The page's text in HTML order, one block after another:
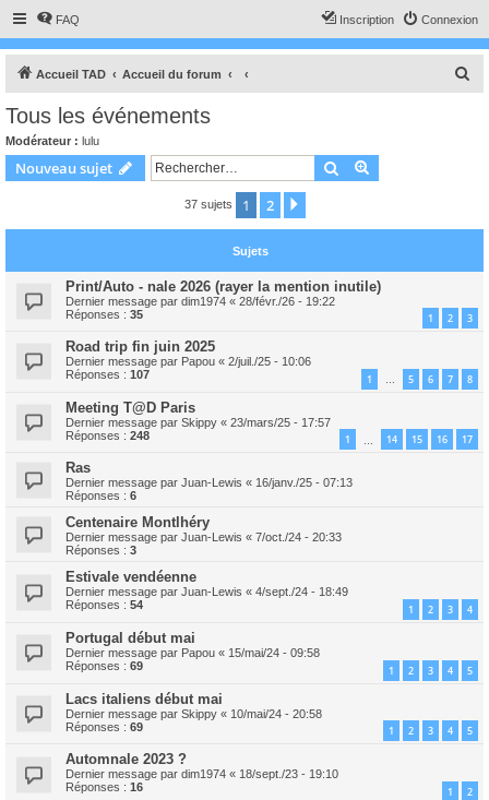
FAQ Connexion
Inscription
Accueil TAD Accueil du forum
c
r
Tous les événements
Modérateur : lulu
Nouveau sujet Rechercher
37 sujets 1 2
Sujets
Print/Auto - nale 2026 (rayer la mention inutile)
Dernier message par dim1974 « 28/févr./26 - 19:22
Réponses : 35 1 2 3
Road trip fin juin 2025
Dernier message par Papou « 2/juil./25 - 10:06
Réponses : 107 1 … 5 6 7 8
Meeting T@D Paris
Dernier message par Skippy « 23/mars/25 - 17:57
Réponses : 248 1 14 15 16 17
Ras
Dernier message par Juan-Lewis « 16/janv./25 - 07:13
Réponses : 6
Centenaire Montlhéry
Dernier message par Juan-Lewis « 7/oct./24 - 20:33
Réponses : 3
Estivale vendéenne
Dernier message par Juan-Lewis « 4/sept./24 - 18:49
Réponses : 54 1 2 3 4
Portugal début mai
Dernier message par Papou « 15/mai/24 - 09:58
Réponses : 69 1 2 3 4 5
Lacs italiens début mai
Dernier message par Skippy « 10/mai/24 - 20:58
Réponses : 69 1 2 3 4 5
Automnale 2023 ?
Dernier message par dim1974 « 18/sept./23 - 19:10
Réponses : 16 1 2